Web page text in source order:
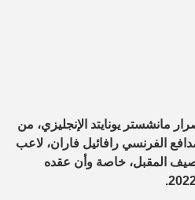
مانشستر يونايتد الإنجليزي، من
الفرنسي رافائيل فاران، لاعب
المقبل، خاصة وأن عقده